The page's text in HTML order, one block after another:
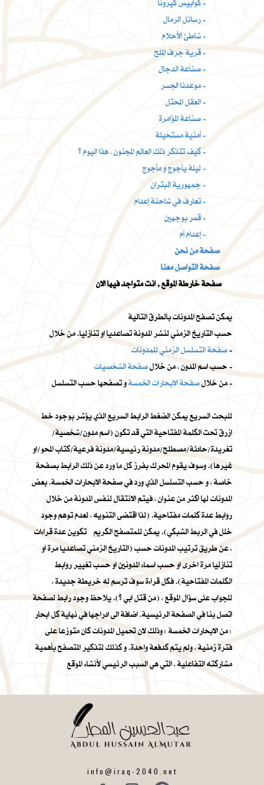
رسائل الرمال -
شاطئ الأحلام -
قرية جرف الملح -
صناعة الدجال -
موعدنا الجسر -
العقل المحتل -
صناعة المؤامرة -
أمنية مستحيلة -
كيف تتذكر ذلك العالم المجنون ، هذا اليوم ؟ -
ليلة يأجوج و مأجوج -
جمهورية البتران -
تعارف في شاحنة إعدام -
قمر بوجهين -
إعدام أم -
صفحة من نحن
صفحة التواصل معنا
صفحة خارطة الموقع , انت متواجد فيها الان
يمكن تصفح المدونات بالطرق التالية
حسب التاريخ الزمني لنشر المدونة تصاعديا او تنازليا. من خلال
صفحة التسلسل الزمني للمدونات-
حسب اسم المدون ، من خلالصفحة الشخصيات
-
من خلالصفحة الابحارات الخمسة
و تصفحها حسب التسلسل -
للبحث السريع يمكن الضغط الرابط السريع الذي يؤشر بوجود خط
ازرق تحت الكلمة المفتاحية التي قد تكون (اسم مدون/شخصية/
تغريدة/حادثة/مصطلح/مدونة رئيسية/مدونة فرعية/كتاب المحو/او
غيرها). وسوف يقوم المحرك بفرز كل ما ورد عن ذلك الرابط بصفحة
خاصة ، و حسب التسلسل الذي ورد في صفحة الابحارات الخمسة. بعض
المدونات لها اكثر من عنوان ، فيتم الانتقال لنفس المدونة من خلال
روابط عدة كلمات مفتاحية. (لذا اقتضى التنويه ، لعدم توهم وجود
خلل في الربط الشبكي). يمكن للمتصفح الكريم تكوين عدة قراءات
، عن طريق ترتيب المدونات حسب (التاريخ الزمني تصاعديا مرة او
تنازليا مرة اخرى او حسب اسماء المدونين او حسب تغيير روابط
الكلمات المفتاحية). فكل قراءة سوف ترسم له خريطة جديدة ،
للجواب على سؤال الموقع ، (من قتل ابي ؟). يلاحظ وجود رابط لصفحة
اتصل بنا في الصفحة الرئيسية. اضافة الى ادراجها في نهاية كل ابحار
؛ من الابحارات الخمسة ؛ وذلك لان تحميل المدونات كان متوزعا على
فترة زمنية ، ولم يتم كدفعة واحدة. و كذلك لتذكير المتصفح بأهمية
مشاركته التفاعلية ، التي هي السبب الرئيسي لأنشاء الموقع
info@iraq-2040.net